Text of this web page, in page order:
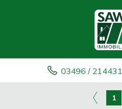
03496 / 214431
1